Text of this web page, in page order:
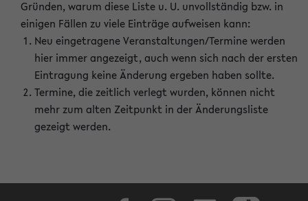
Gründen, warum diese Liste u. U. unvollständig bzw. in
einigen Fällen zu viele Einträge aufweisen kann:
Neu eingetragene Veranstaltungen/Termine werden
hier immer angezeigt, auch wenn sich nach der ersten
Eintragung keine Änderung ergeben haben sollte.
Termine, die zeitlich verlegt wurden, können nicht
mehr zum alten Zeitpunkt in der Änderungsliste
gezeigt werden.